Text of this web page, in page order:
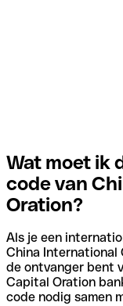
Wat moet ik
code van
Oration?
Als je een
China International
de ontvanger bent
Capital Oration
code nodig samen